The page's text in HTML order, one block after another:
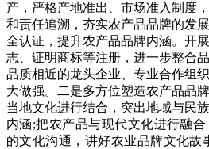
产，严格产地准出、市场准入制度
和责任追溯，夯实农产品品牌的发
全认证，提升农产品品牌内涵。开
志、证明商标等注册，进一步整合
品质相近的龙头企业、专业合作组
大做强。二是多方位塑造农产品品
当地文化进行结合，突出地域与民
内涵;把农产品与现代文化进行融
的文化沟通，讲好农业品牌文化故